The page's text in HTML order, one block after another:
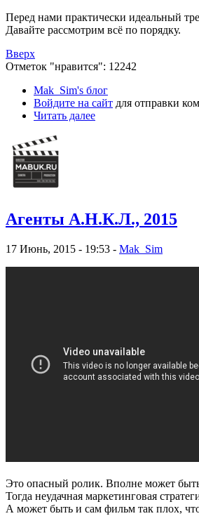
Перед нами практически идеальный
Давайте рассмотрим всё по порядку.
Вверх
Отметок "нравится": 12242
Mak_Sim's блог
Войдите на сайт для отправки
Читать далее
Агенты А.Н.К.Л., 2015
17 Июнь, 2015 - 19:53 - Mak_Sim
Это опасный ролик. Вполне может
Тогда неудачная маркетинговая
А может быть и сам фильм так плох,